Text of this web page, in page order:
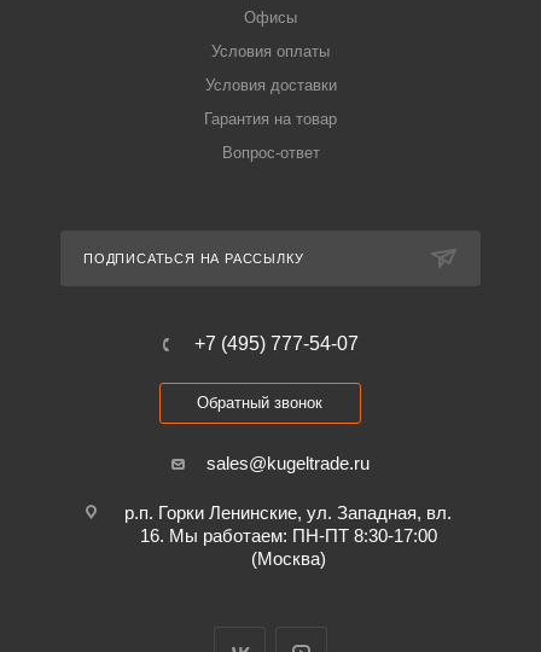
Офисы
Условия оплаты
Условия доставки
Гарантия на товар
Вопрос-ответ
ПОДПИСАТЬСЯ НА РАССЫЛКУ
+7 (495) 777-54-07
Обратный звонок
sales@kugeltrade.ru
р.п. Горки Ленинские, ул. Западная, вл.
16. Мы работаем: ПН-ПТ 8:30-17:00
(Москва)